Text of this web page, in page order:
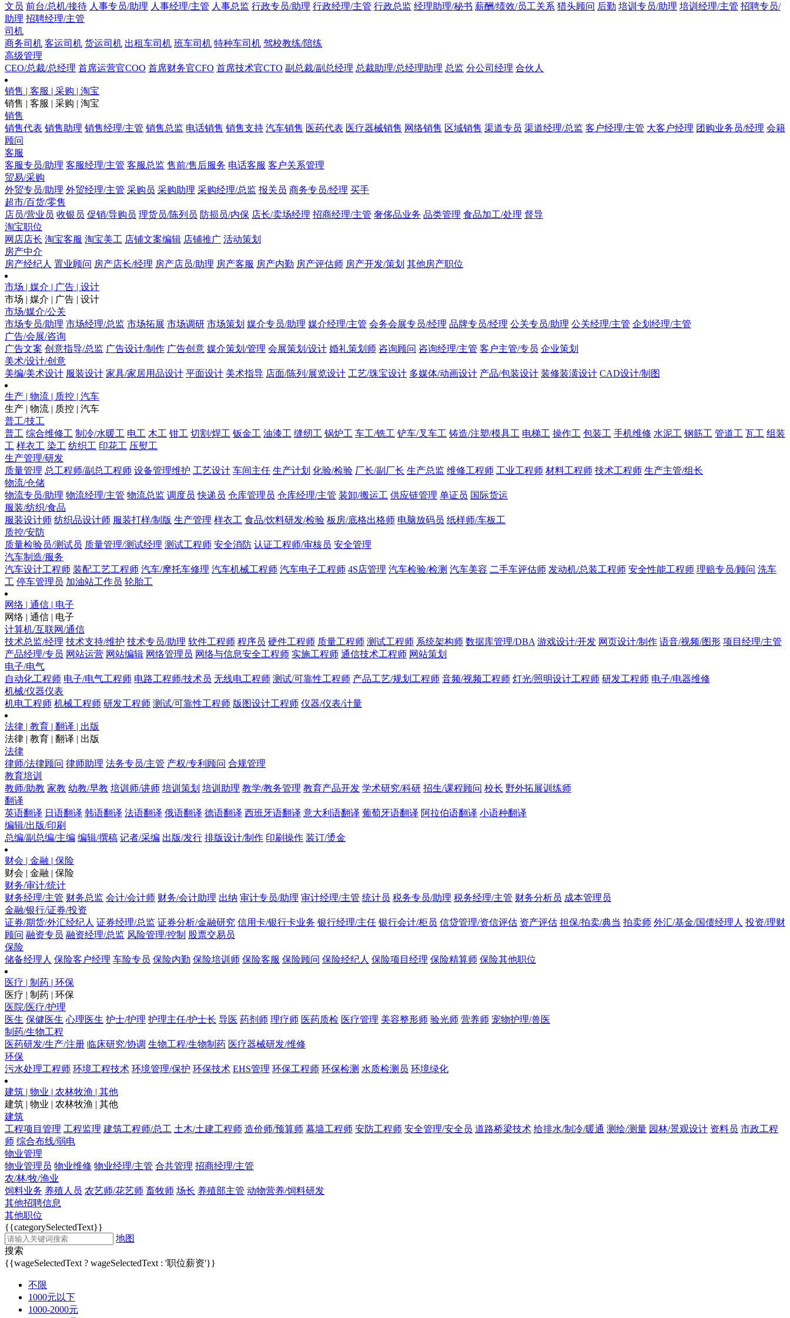
文员 前台/总机/接待 人事专员/助理 人事经理/主管 人事总监 行政专员/助理 行政经理/主管 行政总监 经理助理/秘书 薪酬/绩效/员工关系 猎头顾问 后勤 培训专员/助理 培训经理/主管 招聘专员/
助理 招聘经理/主管
司机
商务司机 客运司机 货运司机 出租车司机 班车司机 特种车司机 驾校教练/陪练
高级管理
CEO/总裁/总经理 首席运营官COO 首席财务官CFO 首席技术官CTO 副总裁/副总经理 总裁助理/总经理助理 总监 分公司经理 合伙人
销售 | 客服 | 采购 | 淘宝
销售 | 客服 | 采购 | 淘宝
销售
销售代表 销售助理 销售经理/主管 销售总监 电话销售 销售支持 汽车销售 医药代表 医疗器械销售 网络销售 区域销售 渠道专员 渠道经理/总监 客户经理/主管 大客户经理 团购业务员/经理 会籍
顾问
客服
客服专员/助理 客服经理/主管 客服总监 售前/售后服务 电话客服 客户关系管理
贸易/采购
外贸专员/助理 外贸经理/主管 采购员 采购助理 采购经理/总监 报关员 商务专员/经理 买手
超市/百货/零售
店员/营业员 收银员 促销/导购员 理货员/陈列员 防损员/内保 店长/卖场经理 招商经理/主管 奢侈品业务 品类管理 食品加工/处理 督导
淘宝职位
网店店长 淘宝客服 淘宝美工 店铺文案编辑 店铺推广 活动策划
房产中介
房产经纪人 置业顾问 房产店长/经理 房产店员/助理 房产客服 房产内勤 房产评估师 房产开发/策划 其他房产职位
市场 | 媒介 | 广告 | 设计
市场 | 媒介 | 广告 | 设计
市场/媒介/公关
市场专员/助理 市场经理/总监 市场拓展 市场调研 市场策划 媒介专员/助理 媒介经理/主管 会务会展专员/经理 品牌专员/经理 公关专员/助理 公关经理/主管 企划经理/主管
广告/会展/咨询
广告文案 创意指导/总监 广告设计/制作 广告创意 媒介策划/管理 会展策划/设计 婚礼策划师 咨询顾问 咨询经理/主管 客户主管/专员 企业策划
美术/设计/创意
美编/美术设计 服装设计 家具/家居用品设计 平面设计 美术指导 店面/陈列/展览设计 工艺/珠宝设计 多媒体/动画设计 产品/包装设计 装修装潢设计 CAD设计/制图
生产 | 物流 | 质控 | 汽车
生产 | 物流 | 质控 | 汽车
普工/技工
普工 综合维修工 制冷/水暖工 电工 木工 钳工 切割/焊工 钣金工 油漆工 缝纫工 锅炉工 车工/铣工 铲车/叉车工 铸造/注塑/模具工 电梯工 操作工 包装工 手机维修 水泥工 钢筋工 管道工 瓦工 组装
工 样衣工 染工 纺织工 印花工 压熨工
生产管理/研发
质量管理 总工程师/副总工程师 设备管理维护 工艺设计 车间主任 生产计划 化验/检验 厂长/副厂长 生产总监 维修工程师 工业工程师 材料工程师 技术工程师 生产主管/组长
物流/仓储
物流专员/助理 物流经理/主管 物流总监 调度员 快递员 仓库管理员 仓库经理/主管 装卸/搬运工 供应链管理 单证员 国际货运
服装/纺织/食品
服装设计师 纺织品设计师 服装打样/制版 生产管理 样衣工 食品/饮料研发/检验 板房/底格出格师 电脑放码员 纸样师/车板工
质控/安防
质量检验员/测试员 质量管理/测试经理 测试工程师 安全消防 认证工程师/审核员 安全管理
汽车制造/服务
汽车设计工程师 装配工艺工程师 汽车/摩托车修理 汽车机械工程师 汽车电子工程师 4S店管理 汽车检验/检测 汽车美容 二手车评估师 发动机/总装工程师 安全性能工程师 理赔专员/顾问 洗车
工 停车管理员 加油站工作员 轮胎工
网络 | 通信 | 电子
网络 | 通信 | 电子
计算机/互联网/通信
技术总监/经理 技术支持/维护 技术专员/助理 软件工程师 程序员 硬件工程师 质量工程师 测试工程师 系统架构师 数据库管理/DBA 游戏设计/开发 网页设计/制作 语音/视频/图形 项目经理/主管
产品经理/专员 网站运营 网站编辑 网络管理员 网络与信息安全工程师 实施工程师 通信技术工程师 网站策划
电子/电气
自动化工程师 电子/电气工程师 电路工程师/技术员 无线电工程师 测试/可靠性工程师 产品工艺/规划工程师 音频/视频工程师 灯光/照明设计工程师 研发工程师 电子/电器维修
机械/仪器仪表
机电工程师 机械工程师 研发工程师 测试/可靠性工程师 版图设计工程师 仪器/仪表/计量
法律 | 教育 | 翻译 | 出版
法律 | 教育 | 翻译 | 出版
法律
律师/法律顾问 律师助理 法务专员/主管 产权/专利顾问 合规管理
教育培训
教师/助教 家教 幼教/早教 培训师/讲师 培训策划 培训助理 教学/教务管理 教育产品开发 学术研究/科研 招生/课程顾问 校长 野外拓展训练师
翻译
英语翻译 日语翻译 韩语翻译 法语翻译 俄语翻译 德语翻译 西班牙语翻译 意大利语翻译 葡萄牙语翻译 阿拉伯语翻译 小语种翻译
编辑/出版/印刷
总编/副总编/主编 编辑/撰稿 记者/采编 出版/发行 排版设计/制作 印刷操作 装订/烫金
财会 | 金融 | 保险
财会 | 金融 | 保险
财务/审计/统计
财务经理/主管 财务总监 会计/会计师 财务/会计助理 出纳 审计专员/助理 审计经理/主管 统计员 税务专员/助理 税务经理/主管 财务分析员 成本管理员
金融/银行/证券/投资
证券/期货/外汇经纪人 证券经理/总监 证券分析/金融研究 信用卡/银行卡业务 银行经理/主任 银行会计/柜员 信贷管理/资信评估 资产评估 担保/拍卖/典当 拍卖师 外汇/基金/国债经理人 投资/理财
顾问 融资专员 融资经理/总监 风险管理/控制 股票交易员
保险
储备经理人 保险客户经理 车险专员 保险内勤 保险培训师 保险客服 保险顾问 保险经纪人 保险项目经理 保险精算师 保险其他职位
医疗 | 制药 | 环保
医疗 | 制药 | 环保
医院/医疗/护理
医生 保健医生 心理医生 护士/护理 护理主任/护士长 导医 药剂师 理疗师 医药质检 医疗管理 美容整形师 验光师 营养师 宠物护理/兽医
制药/生物工程
医药研发/生产/注册 临床研究/协调 生物工程/生物制药 医疗器械研发/维修
环保
污水处理工程师 环境工程技术 环境管理/保护 环保技术 EHS管理 环保工程师 环保检测 水质检测员 环境绿化
建筑 | 物业 | 农林牧渔 | 其他
建筑 | 物业 | 农林牧渔 | 其他
建筑
工程项目管理 工程监理 建筑工程师/总工 土木/土建工程师 造价师/预算师 幕墙工程师 安防工程师 安全管理/安全员 道路桥梁技术 给排水/制冷/暖通 测绘/测量 园林/景观设计 资料员 市政工程
师 综合布线/弱电
物业管理
物业管理员 物业维修 物业经理/主管 合共管理 招商经理/主管
农/林/牧/渔业
饲料业务 养殖人员 农艺师/花艺师 畜牧师 场长 养殖部主管 动物营养/饲料研发
其他招聘信息
其他职位
{{categorySelectedText}}
地图
搜索
{{wageSelectedText ? wageSelectedText : '职位薪资'}}
不限
1000元以下
1000-2000元